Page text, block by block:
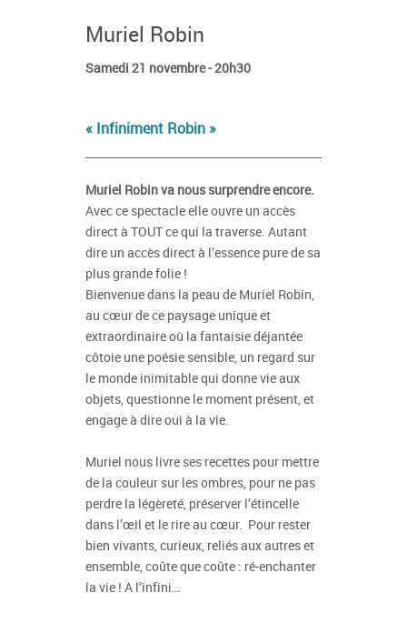
Muriel Robin
Samedi 21 novembre - 20h30
« Infiniment Robin »
Muriel Robin va nous surprendre encore.
Avec ce spectacle elle ouvre un accès
direct à TOUT ce qui la traverse. Autant
dire un accès direct à l’essence pure de sa
plus grande folie !
Bienvenue dans la peau de Muriel Robin,
au cœur de ce paysage unique et
extraordinaire où la fantaisie déjantée
côtoie une poésie sensible, un regard sur
le monde inimitable qui donne vie aux
objets, questionne le moment présent, et
engage à dire oui à la vie.
Muriel nous livre ses recettes pour mettre
de la couleur sur les ombres, pour ne pas
perdre la légèreté, préserver l’étincelle
dans l’œil et le rire au cœur. Pour rester
bien vivants, curieux, reliés aux autres et
ensemble, coûte que coûte : ré-enchanter
la vie ! A l’infini…